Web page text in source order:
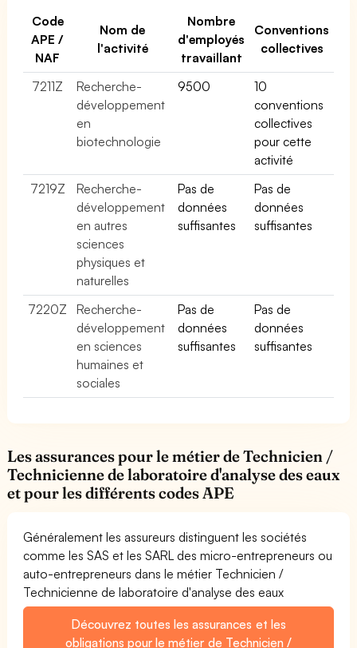
Code
APE /
NAF
Nom de
l'activité
Nombre
d'employés
travaillant
Conventions
collectives
7211Z
Recherche-
développement
en
biotechnologie
9500
10
conventions
collectives
pour cette
activité
7219Z
Recherche-
développement
en autres
sciences
physiques et
naturelles
Pas de
données
suffisantes
Pas de
données
suffisantes
7220Z
Recherche-
développement
en sciences
humaines et
sociales
Pas de
données
suffisantes
Pas de
données
suffisantes
Les assurances pour le métier de Technicien /
Technicienne de laboratoire d'analyse des eaux
et pour les différents codes APE
Généralement les assureurs distinguent les sociétés
comme les SAS et les SARL des micro-entrepreneurs ou
auto-entrepreneurs dans le métier Technicien /
Technicienne de laboratoire d'analyse des eaux
Découvrez toutes les assurances et les
obligations pour le métier de Technicien /